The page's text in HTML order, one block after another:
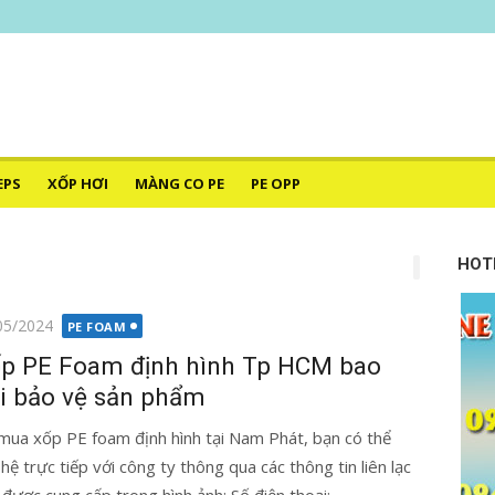
XỐP HƠI MÀNG CO PE PE OPP
2024 PE FOAM
PE Foam định hình Tp HCM bao
bảo vệ sản phẩm
xốp PE foam định hình tại Nam Phát, bạn có thể
trực tiếp với công ty thông qua các thông tin liên lạc